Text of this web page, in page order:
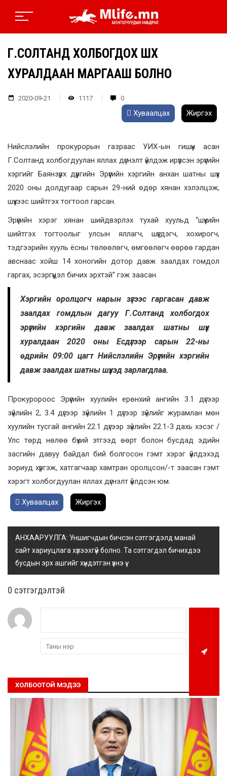
Г.СОЛТАНД ХОЛБОГДОХ ШҮҮХ
ХУРАЛДААН МАРГААШ БОЛНО
2020-09-21 1117 0
Хуваалцах Жиргэх
Нийслэлийн прокурорын газраас УИХ-ын гишүүн асан
Г.Солтанд холбогдуулан яллах дүгнэлт үйлдэж ирүүлсэн эрүүгийн
хэргийг Баянзүрх дүүргийн Эрүүгийн хэргийн анхан шатны шүүх
2020 оны долдугаар сарын 29-ний өдөр хянан хэлэлцэж,
шүүхээс шийтгэх тогтоол гарсан.
Эрүүгийн хэрэг хянан шийдвэрлэх тухай хуульд “шүүхийн
шийтгэх тогтоолыг улсын яллагч, шүүгдэгч, хохирогч,
тэдгээрийн хууль ёсны төлөөлөгч, өмгөөлөгч өөрөө гардан
авснаас хойш 14 хоногийн дотор давж заалдах гомдол
гаргах, эсэргүүцэл бичих эрхтэй” гэж заасан.
Хэргийн оролцогч нарын зүгээс гаргасан давж
заалдах гомдлын дагуу Г.Солтанд холбогдох
эрүүгийн хэргийн давж заалдах шатны шүүх
хуралдаан 2020 оны Есдүгээр сарын 22-ны
өдрийн 09:00 цагт Нийслэлийн Эрүүгийн хэргийн
давж заалдах шатны шүүхэд зарлагдлаа.
Прокуророос Эрүүгийн хуулийн ерөнхий ангийн 3.1 дүгээр
зүйлийн 2, 3.4 дүгээр зүйлийн 1 дүгээр зүйлийг журамлан мөн
хуулийн тусгай ангийн 22.1 дүгээр зүйлийн 22.1-3 дахь хэсэг /
Улс төрд нөлөө бүхий этгээд өөрт болон бусдад эдийн
засгийн давуу байдал бий болгосон гэмт хэрэг үйлдэхэд
зориуд хүргэж, хатгагчаар хамтран оролцсон/-т заасан гэмт
хэрэгт холбогдуулан яллах дүгнэлт үйлдсэн юм.
Хуваалцах Жиргэх
АНХААРУУЛГА: Уншигчдын бичсэн сэтгэгдэлд манай
сайт хариуцлага хүлээхгүй болно. Та сэтгэгдэл бичихдээ
бусдын эрх ашгийг хүндэтгэн үзнэ үү.
0 cэтгэгдэлтэй
ХОЛБООТОЙ МЭДЭЭ